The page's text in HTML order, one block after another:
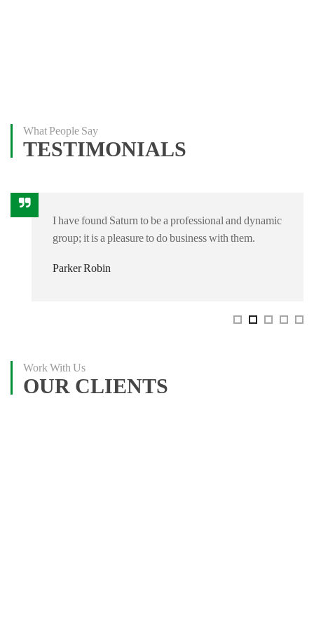
What People Say
TESTIMONIALS
I have found Saturn to be a professional and dynamic
group; it is a pleasure to do business with them.
Parker Robin
Work With Us
OUR CLIENTS